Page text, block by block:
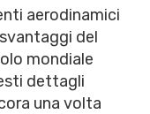
aerodinamici
del
mondiale
dettagli
una volta